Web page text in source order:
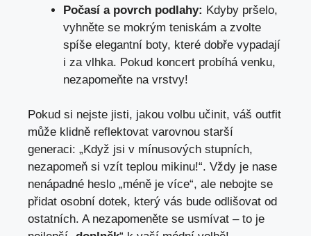
Počasí a povrch podlahy: Kdyby pršelo,
vyhněte se mokrým teniskám a zvolte
spíše elegantní boty, které dobře vypadají
i za vlhka. Pokud koncert probíhá venku,
nezapomeňte na vrstvy!
Pokud si nejste jisti, jakou volbu učinit, váš outfit
může klidně reflektovat varovnou starší
generaci: „Když jsi v mínusových stupních,
nezapomeň si vzít teplou mikinu!“. Vždy je nase
nenápadné heslo „méně je více“, ale nebojte se
přidat osobní dotek, který vás bude odlišovat od
ostatních. A nezapomeněte se usmívat – to je